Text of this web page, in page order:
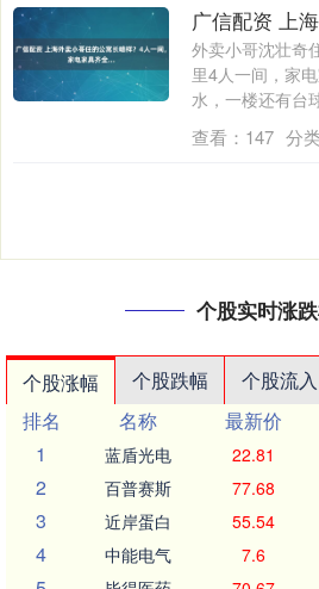
外卖小哥沈壮奇
里4人一间，家
水，一楼还有台
座....
查看： 147 分
个股实时涨
个股涨幅 个股跌幅 个股流入
排名
名称 最新价
1
蓝盾光电 22.81
2 百普赛斯 77.68
3 近岸蛋白 55.54
4 中能电气 7.6